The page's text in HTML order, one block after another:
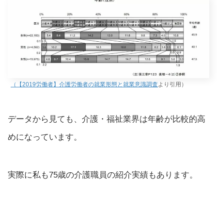
（【2019労働者】介護労働者の就業形態と就業意識調査 より引用）
データから見ても、介護・福祉業界は年齢が比較的高
めになっています。
実際に私も75歳の介護職員の紹介実績もあります。